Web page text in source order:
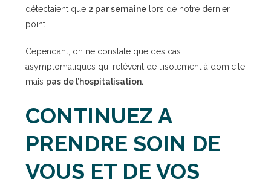
détectaient que 2 par semaine lors de notre dernier
point.
Cependant, on ne constate que des cas
asymptomatiques qui relèvent de l’isolement à domicile
mais pas de l’hospitalisation.
CONTINUEZ A
PRENDRE SOIN DE
VOUS ET DE VOS